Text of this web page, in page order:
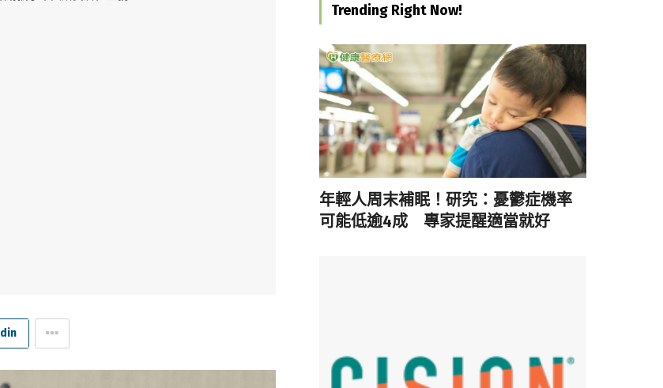
Trending Right Now!
年輕人周末補眠！研究：憂鬱症機率
可能低逾4成 專家提醒適當就好